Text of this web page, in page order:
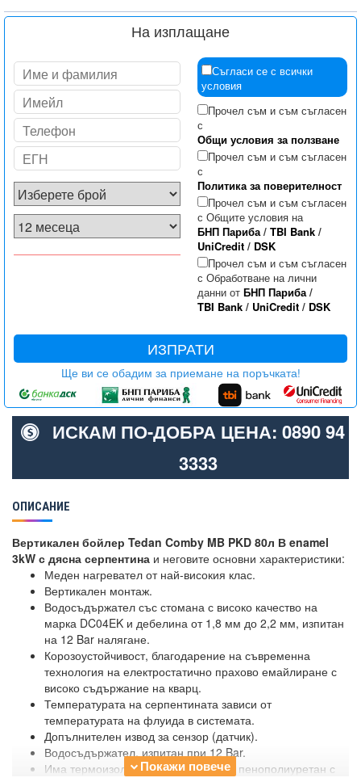
На изплащане
Съгласи се с всички
условия
Прочел съм и съм съгласен
с
Общи условия за ползване
Прочел съм и съм съгласен
с
Политика за поверителност
Прочел съм и съм съгласен
с Общите условия на
БНП Париба/ TBI Bank/
UniCredit/ DSK
Прочел съм и съм съгласен
с Обработване на лични
данни от БНП Париба/
TBI Bank/ UniCredit/ DSK
ИЗПРАТИ
Ще ви се обадим за приемане на поръчката!
ИСКАМ ПО-ДОБРА ЦЕНА: 0890 94
3333
ОПИСАНИЕ
Вертикален бойлер Tedan Comby MB PKD 80л В enamel
3kW с дясна серпентина и неговите основни характеристики:
Меден нагревател от най-високия клас.
Вертикален монтаж.
Водосъдържател със стомана с високо качество на
марка DC04EK и дебелина от 1,8 мм до 2,2 мм, изпитан
на 12 Bar налягане.
Корозоустойчивост, благодарение на съвременна
технология на електростатично прахово емайлиране с
високо съдържание на кварц.
Температурата на серпентината зависи от
температурата на флуида в системата.
Допълнителен извод за сензор (датчик).
Водосъдържател, изпитан при 12 Bar.
Има термоизолация от безфреонов пенополиуретан с